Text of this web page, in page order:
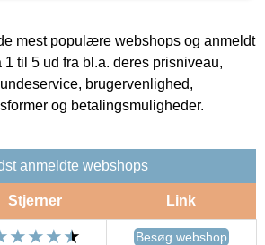
mest populære webshops og anmeldt
1 til 5 ud fra bl.a. deres prisniveau,
brugervenlighed,
og betalingsmuligheder.
anmeldte webshops
Stjerner Link
Besøg webshop